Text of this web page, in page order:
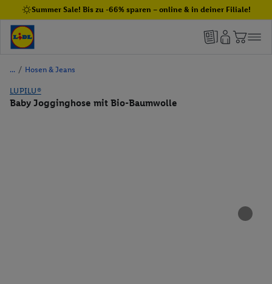
Summer Sale! Bis zu -66% sparen – online & in deiner Filiale!
/ Hosen & Jeans
LUPILU®
Baby Jogginghose mit Bio-Baumwolle